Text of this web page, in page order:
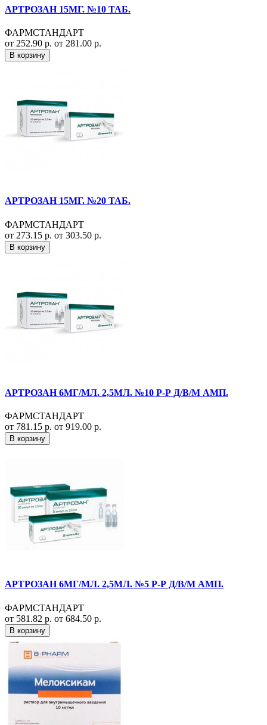
АРТРОЗАН 15МГ. №10 ТАБ.
ФАРМСТАНДАРТ
от 252.90 р. от 281.00 р.
В корзину
АРТРОЗАН 15МГ. №20 ТАБ.
ФАРМСТАНДАРТ
от 273.15 р. от 303.50 р.
В корзину
АРТРОЗАН 6МГ/МЛ. 2,5МЛ. №10 Р-Р Д/В/М АМП.
ФАРМСТАНДАРТ
от 781.15 р. от 919.00 р.
В корзину
АРТРОЗАН 6МГ/МЛ. 2,5МЛ. №5 Р-Р Д/В/М АМП.
ФАРМСТАНДАРТ
от 581.82 р. от 684.50 р.
В корзину